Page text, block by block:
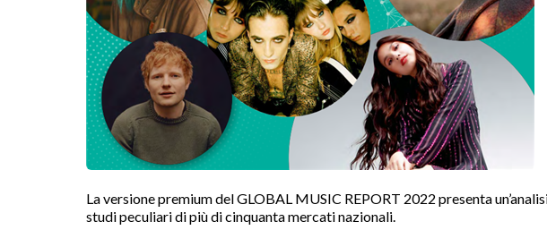
La versione premium del GLOBAL MUSIC REPORT 2022 presenta
studi peculiari di più di cinquanta mercati nazionali.